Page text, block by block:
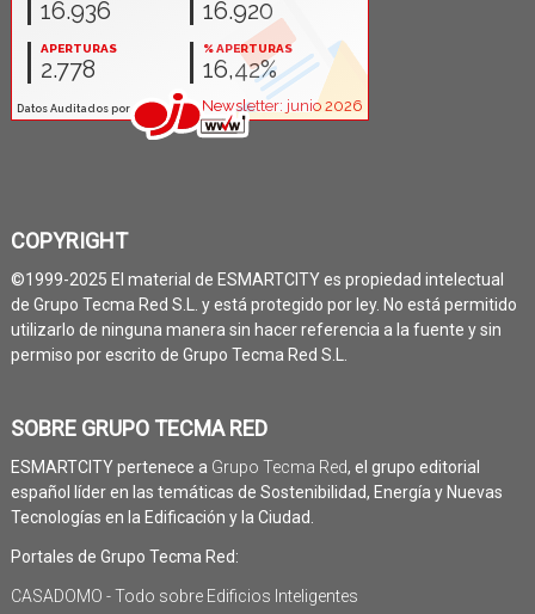
COPYRIGHT
©1999-2025 El material de ESMARTCITY es propiedad intelectual
de Grupo Tecma Red S.L. y está protegido por ley. No está permitido
utilizarlo de ninguna manera sin hacer referencia a la fuente y sin
permiso por escrito de Grupo Tecma Red S.L.
SOBRE GRUPO TECMA RED
ESMARTCITY pertenece a Grupo Tecma Red, el grupo editorial
español líder en las temáticas de Sostenibilidad, Energía y Nuevas
Tecnologías en la Edificación y la Ciudad.
Portales de Grupo Tecma Red:
CASADOMO - Todo sobre Edificios Inteligentes